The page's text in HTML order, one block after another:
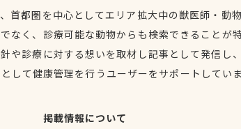
首都圏を中心としてエリア拡大中の獣医師・動
なく、診療可能な動物からも検索できることが
や診療に対する想いを取材し記事として発信し
して健康管理を行うユーザーをサポートしてい
掲載情報について